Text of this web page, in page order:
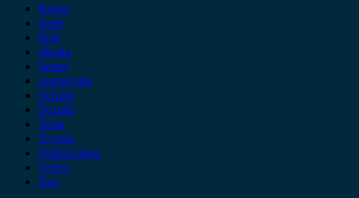
Rover
Saab
Seat
Skoda
Smart
ssangyong
Subaru
Suzuki
Tesla
Toyota
Volkswagen
Volvo
Xev